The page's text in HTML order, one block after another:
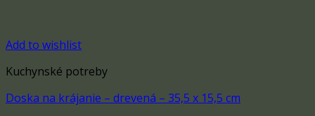
Add to wishlist
Kuchynské potreby
Doska na krájanie – drevená – 35,5 x 15,5 cm